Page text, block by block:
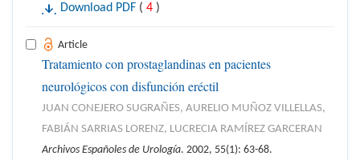
Download PDF ( 4 )
Article
Tratamiento con prostaglandinas en pacientes
neurológicos con disfunción eréctil
JUAN CONEJERO SUGRAÑES, AURELIO MUÑOZ VILLELLAS,
FABIÁN SARRIAS LORENZ, LUCRECIA RAMÍREZ GARCERAN
Archivos Españoles de Urología. 2002, 55(1): 63-68.